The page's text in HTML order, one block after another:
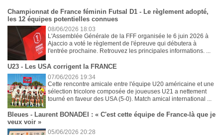
Championnat de France féminin Futsal D1 - Le règlement adopté,
les 12 équipes potentielles connues
08/06/2026 18:03
L'Assemblée Générale de la FFF organisée le 6 juin 2026 à
Ajaccio a voté le règlement de l'épreuve qui débutera à
l'entrée prochaine. Retrouvez les principales informations. ...
U23 - Les USA corrigent la FRANCE
07/06/2026 19:34
Cette rencontre amicale entre l'équipe U20 américaine et une
sélection tricolore composée de joueuses U21 a nettement
tourné en faveur des USA (5-0). Match amical international ...
Bleues - Laurent BONADEI : « C'est cette équipe de France-là que je
veux voir »
05/06/2026 20:28